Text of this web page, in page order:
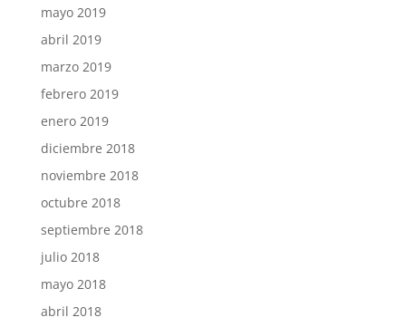
mayo 2019
abril 2019
marzo 2019
febrero 2019
enero 2019
diciembre 2018
noviembre 2018
octubre 2018
septiembre 2018
julio 2018
mayo 2018
abril 2018